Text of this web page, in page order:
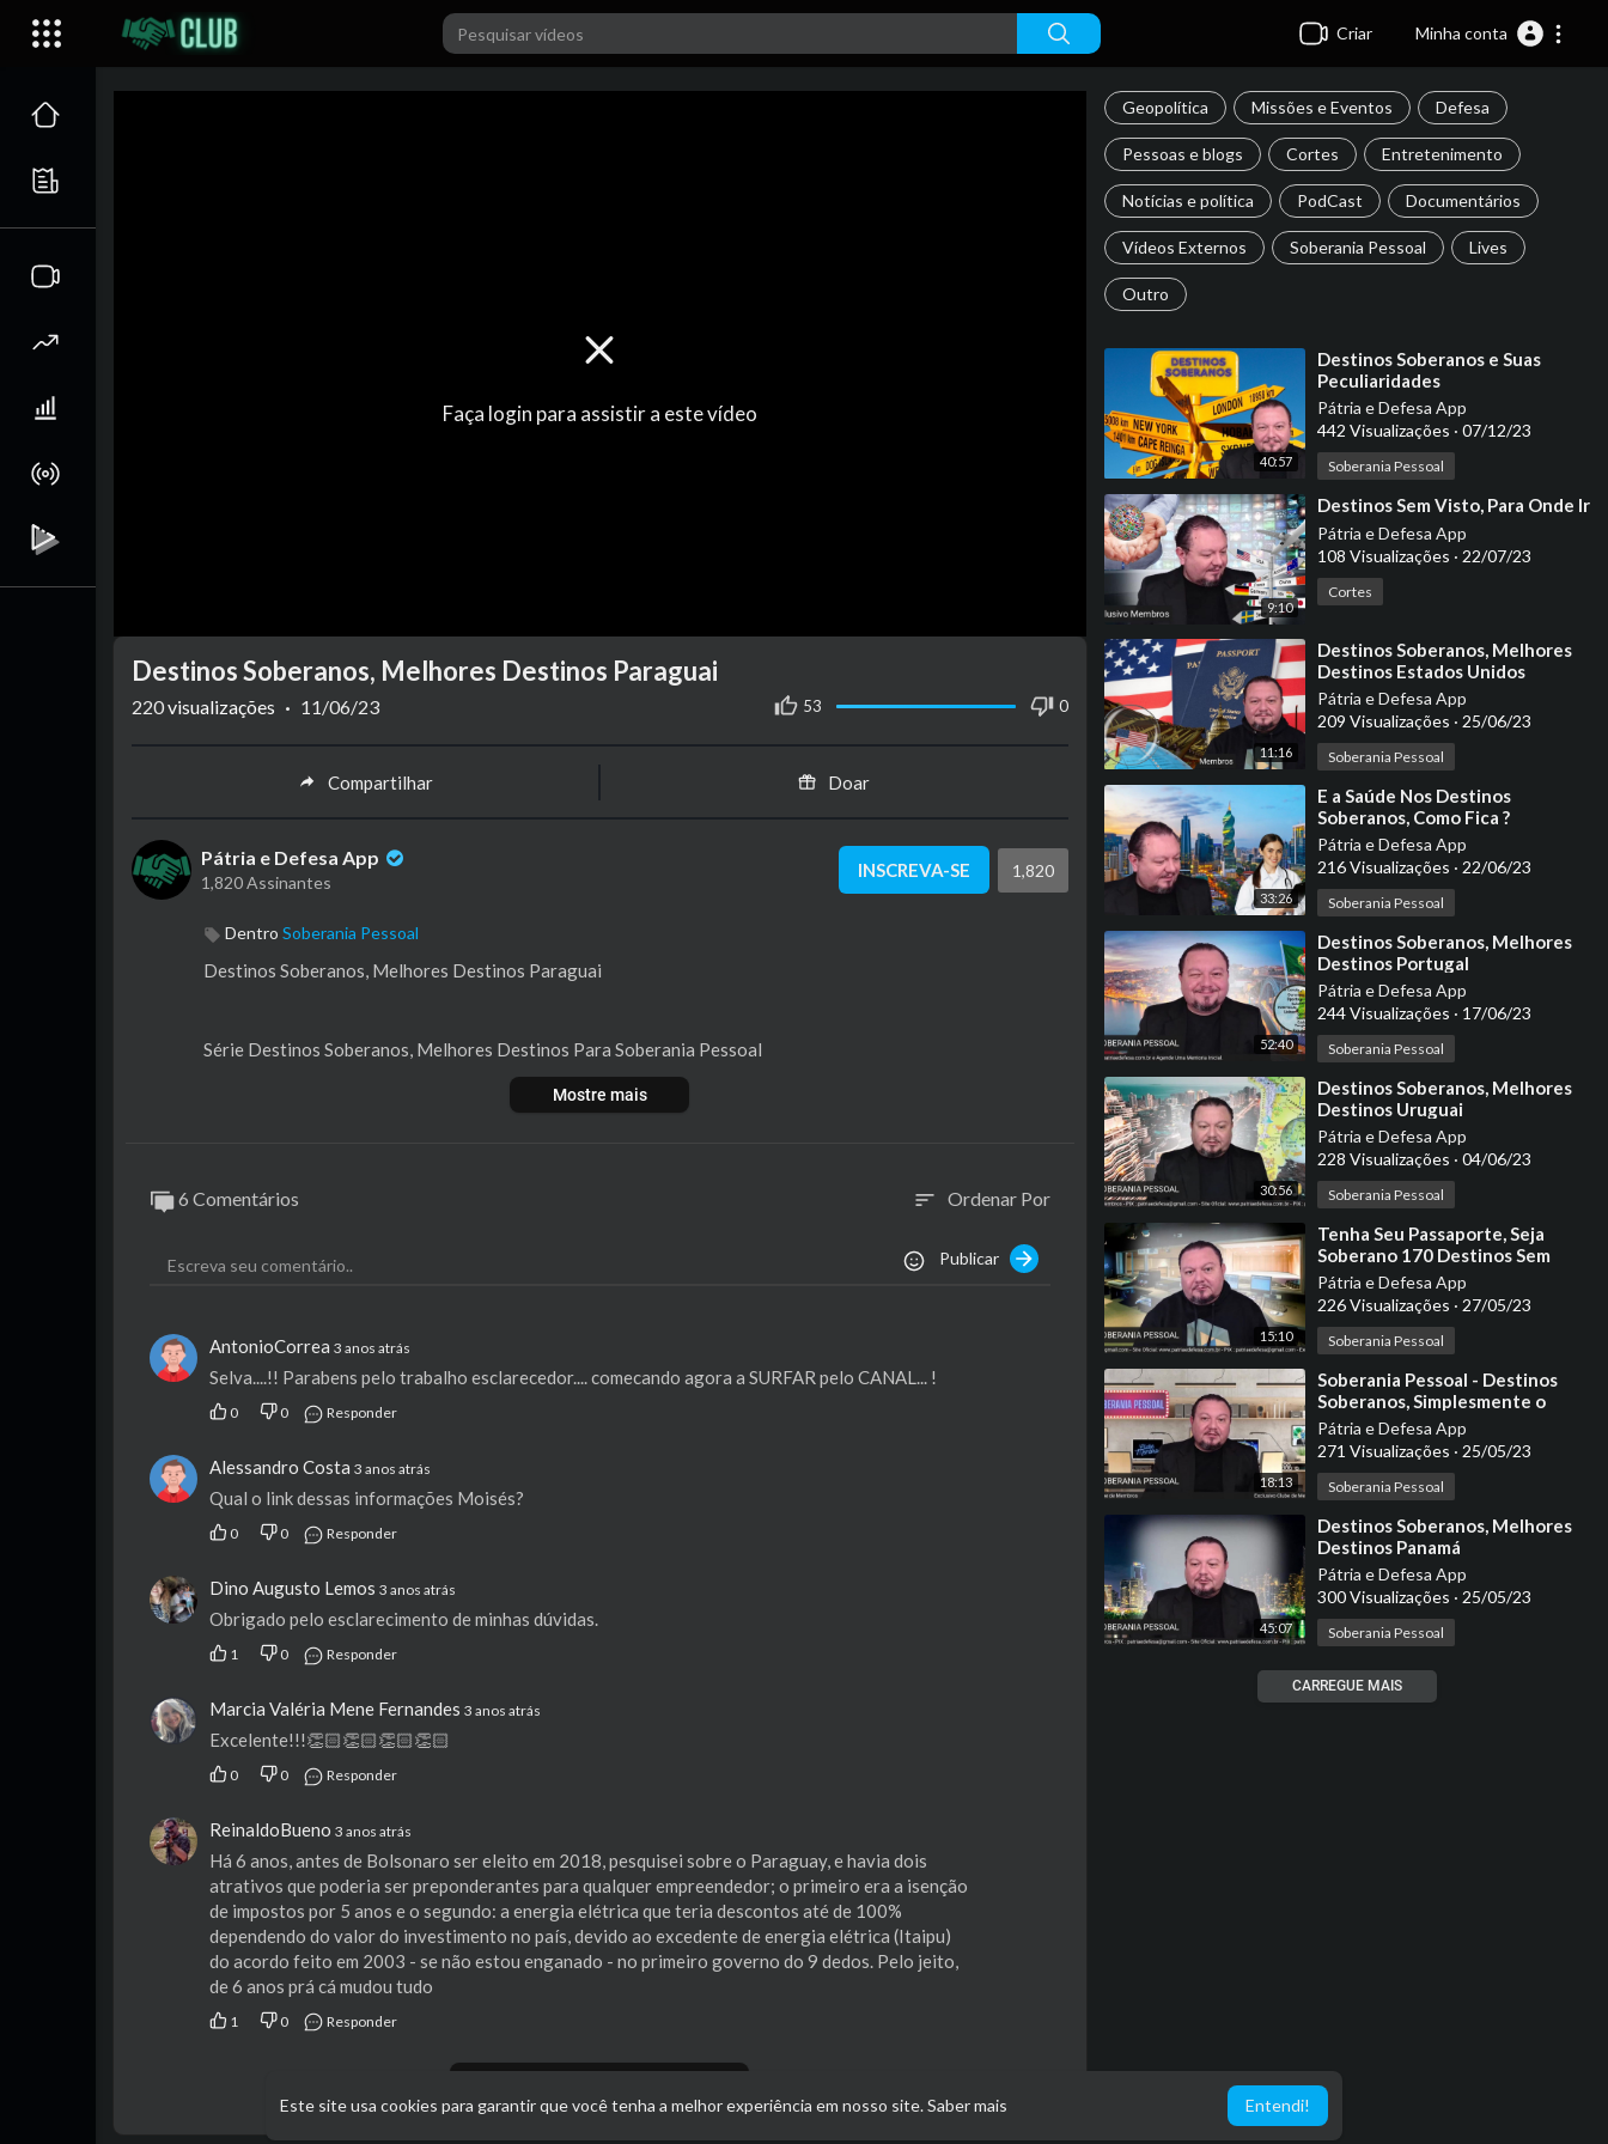
Este site usa cookies para garantir que você tenha a melhor experiência em nosso site.Saber mais Entendi!
Criar Minha conta
Faça login para assistir a este vídeo
Geopolítica Missões e Eventos Defesa
Pessoas e blogs Cortes Entretenimento
Notícias e política PodCast Documentários
Vídeos Externos Soberania Pessoal Lives
Outro
40:57
⁣Destinos Soberanos e Suas
Peculiaridades
Pátria e Defesa App
442 Visualizações · 07/12/23
Soberania Pessoal
9:10
⁣Destinos Sem Visto, Para Onde Ir
Pátria e Defesa App
108 Visualizações · 22/07/23
Cortes
11:16
⁣Destinos Soberanos, Melhores
Destinos Estados Unidos
Pátria e Defesa App
209 Visualizações · 25/06/23
Soberania Pessoal
33:26
⁣E a Saúde Nos Destinos
Soberanos, Como Fica ?
Pátria e Defesa App
216 Visualizações · 22/06/23
Soberania Pessoal
52:40
⁣Destinos Soberanos, Melhores
Destinos Portugal
Pátria e Defesa App
244 Visualizações · 17/06/23
Soberania Pessoal
30:56
⁣Destinos Soberanos, Melhores
Destinos Uruguai
Pátria e Defesa App
228 Visualizações · 04/06/23
Soberania Pessoal
15:10
⁣Tenha Seu Passaporte, Seja
Soberano 170 Destinos Sem
Visto
Pátria e Defesa App
226 Visualizações · 27/05/23
Soberania Pessoal
18:13
⁣Soberania Pessoal - Destinos
Soberanos, Simplesmente o
Melhor
Pátria e Defesa App
271 Visualizações · 25/05/23
Soberania Pessoal
45:07
⁣Destinos Soberanos, Melhores
Destinos Panamá
Pátria e Defesa App
300 Visualizações · 25/05/23
Soberania Pessoal
CARREGUE MAIS
Destinos Soberanos, Melhores Destinos Paraguai
53 0
220visualizações · 11/06/23
Compartilhar Doar
Pátria e Defesa App
1,820 Assinantes
INSCREVA-SE 1,820
Dentro Soberania Pessoal
⁣⁣Destinos Soberanos, Melhores Destinos Paraguai
Série Destinos Soberanos, Melhores Destinos Para Soberania Pessoal
Mostre mais
6 Comentários sort Ordenar Por
Publicar
AntonioCorrea 3 anos atrás
Selva....!! Parabens pelo trabalho esclarecedor.... comecando agora a SURFAR pelo CANAL... !
0 0 Responder
Alessandro Costa 3 anos atrás
Qual o link dessas informações Moisés?
0 0 Responder
Dino Augusto Lemos 3 anos atrás
Obrigado pelo esclarecimento de minhas dúvidas.
1 0 Responder
Marcia Valéria Mene Fernandes 3 anos atrás
Excelente!!!👏🏻👏🏻👏🏻👏🏻
0 0 Responder
ReinaldoBueno 3 anos atrás
Há 6 anos, antes de Bolsonaro ser eleito em 2018, pesquisei sobre o Paraguay, e havia dois
atrativos que poderia ser preponderantes para qualquer empreendedor; o primeiro era a isenção
de impostos por 5 anos e o segundo: a energia elétrica que teria descontos até de 100%
dependendo do valor do investimento no país, devido ao excedente de energia elétrica (Itaipu)
do acordo feito em 2003 - se não estou enganado - no primeiro governo do 9 dedos. Pelo jeito,
de 6 anos prá cá mudou tudo
1 0 Responder